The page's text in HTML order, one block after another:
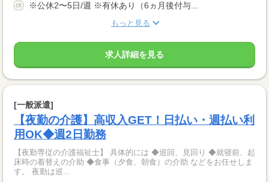
※公休2〜5日/週 ※有休あり（6ヵ月後付与...
もっと見る
求人詳細を見る
[一般派遣]
【夜勤の介護】高収入GET！日払い・週払い利
用OK◆週2日勤務
【夜勤専従の介護福祉士】 具体的には ◆巡回、見回り ◆就寝前、起
床時の着替えの介助 ◆食事（夕食、朝食）の介助 などをお任せしま
す。 夜勤は巡...